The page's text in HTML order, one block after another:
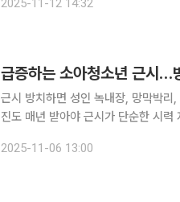
성질환에서의 작용 기전을 다시 한번
2025-11-12 14:32
급증하는 소아청소년 근시…
근시 방치하면 성인 녹내장, 망막박
진도 매년 받아야 근시가 단순한 시력 저하를 넘어 실명으로 이어질 수 있는 주요 안과질환의 출발
리, 백내장 등으로 진행될 수 있어 정
2025-11-06 13:00